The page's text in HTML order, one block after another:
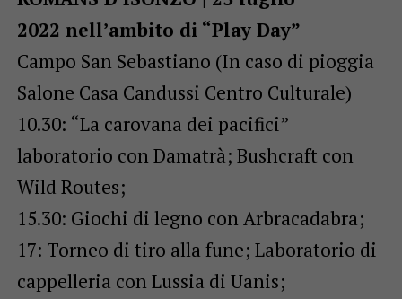
2022 nell’ambito di “Play Day”
Campo San Sebastiano (In caso di pioggia
Salone Casa Candussi Centro Culturale)
10.30: “La carovana dei pacifici”
laboratorio con Damatrà; Bushcraft con
Wild Routes;
15.30: Giochi di legno con Arbracadabra;
17: Torneo di tiro alla fune; Laboratorio di
cappelleria con Lussia di Uanis;